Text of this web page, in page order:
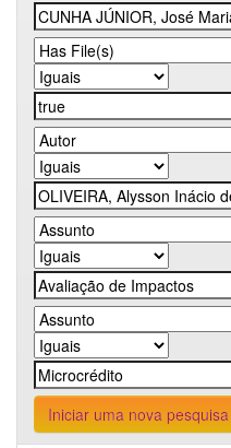
Iniciar uma nova pesquisa